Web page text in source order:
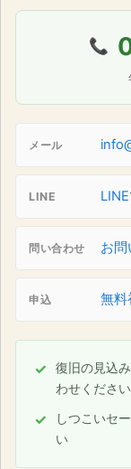
📞
メール
LINE
問い合わせ お問
申込 無料
復旧の見込
わせください
しつこいセ
い